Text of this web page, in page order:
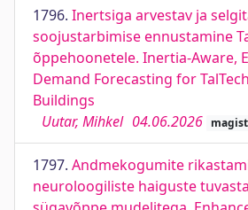
1796. Inertsiga arvestav ja
soojustarbimise ennustamine
õppehoonetele. Inertia-Aware,
Demand Forecasting for
Buildings
Uutar, Mihkel 04.06.2026
1797. Andmekogumite
neuroloogiliste haiguste